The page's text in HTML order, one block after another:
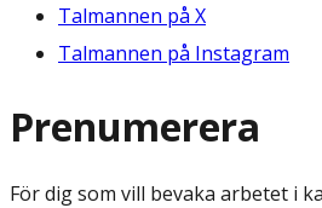
Talmannen på X
Talmannen på Instagram
Prenumerera
För dig som vill bevaka arbetet i